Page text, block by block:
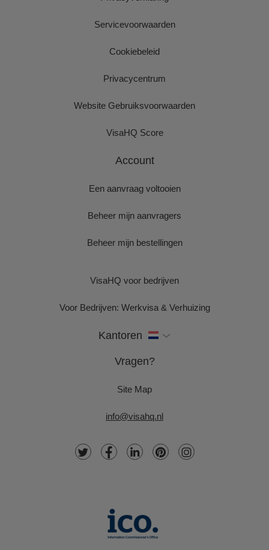
Servicevoorwaarden
Cookiebeleid
Privacycentrum
Website Gebruiksvoorwaarden
VisaHQ Score
Account
Een aanvraag voltooien
Beheer mijn aanvragers
Beheer mijn bestellingen
VisaHQ voor bedrijven
Voor Bedrijven: Werkvisa & Verhuizing
Kantoren
Vragen?
Site Map
info@visahq.nl